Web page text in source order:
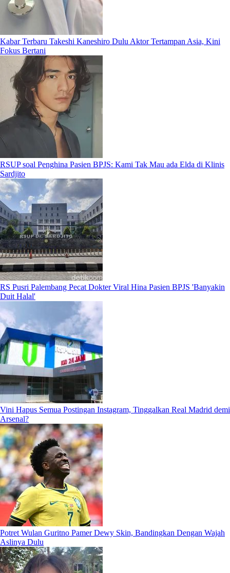
Kabar Terbaru Takeshi Kaneshiro Dulu Aktor Tertampan Asia, Kini
Fokus Bertani
RSUP soal Penghina Pasien BPJS: Kami Tak Mau ada Elda di Klinis
Sardjito
RS Pusri Palembang Pecat Dokter Viral Hina Pasien BPJS 'Banyakin
Duit Halal'
Vini Hapus Semua Postingan Instagram, Tinggalkan Real Madrid demi
Arsenal?
Potret Wulan Guritno Pamer Dewy Skin, Bandingkan Dengan Wajah
Aslinya Dulu